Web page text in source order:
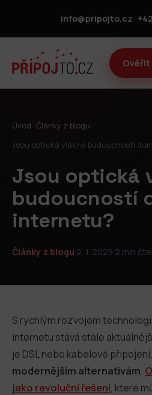
info@pripojto.cz
Úvod Články z blogu
Jsou optická vlákna budoucností
Jsou optická
budoucností
internetu?
Články z blogu·2. 1. 2025·2 min
S rychlým rozvojem
internetu stává stále
je DSL nebo kabelové
modernějším alternativám
jako revoluční řešení , které